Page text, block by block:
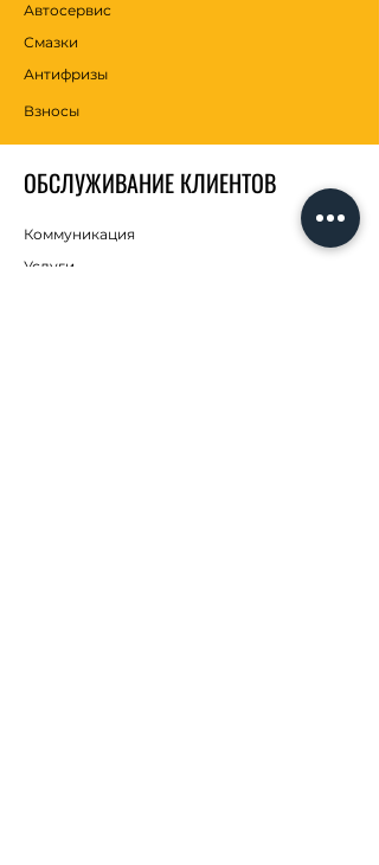
Автосервис
Смазки
Антифризы
Взносы
ОБСЛУЖИВАНИЕ КЛИЕНТОВ
Коммуникация
Услуги